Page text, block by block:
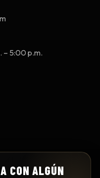
– 5:00 p.m.
CON ALGÚN